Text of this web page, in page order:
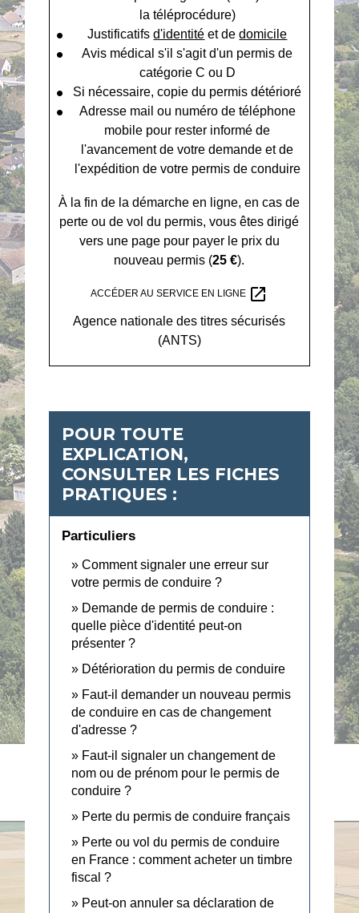
la téléprocédure)
Justificatifsd'identité et dedomicile
Avis médical s'il s'agit d'un permis de
catégorie C ou D
Si nécessaire, copie du permis détérioré
Adresse mail ou numéro de téléphone
mobile pour rester informé de
l'avancement de votre demande et de
l'expédition de votre permis de conduire
À la fin de la démarche en ligne, en cas de
perte ou de vol du permis, vous êtes dirigé
vers une page pour payer le prix du
nouveau permis (25 €).
ACCÉDER AU SERVICE EN LIGNE open_in_new
Agence nationale des titres sécurisés
(ANTS)
POUR TOUTE
EXPLICATION,
CONSULTER LES FICHES
PRATIQUES :
Particuliers
Comment signaler une erreur sur
votre permis de conduire ?
Demande de permis de conduire :
quelle pièce d'identité peut-on
présenter ?
Détérioration du permis de conduire
Faut-il demander un nouveau permis
de conduire en cas de changement
d'adresse ?
Faut-il signaler un changement de
nom ou de prénom pour le permis de
conduire ?
Perte du permis de conduire français
Perte ou vol du permis de conduire
en France : comment acheter un timbre
fiscal ?
Peut-on annuler sa déclaration de